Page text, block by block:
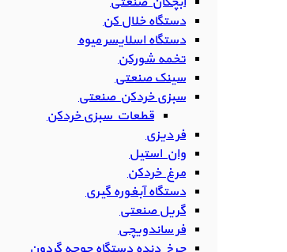
دستگاه خلال کن
دستگاه اسلایسر میوه
تخمه شورکن
سینک صنعتی
سبزی خردکن صنعتی
قطعات سبزی خردکن
فر دیزی
وان استیل
مرغ خردکن
دستگاه آبغوره گیری
گریل صنعتی
فر ساندویچی